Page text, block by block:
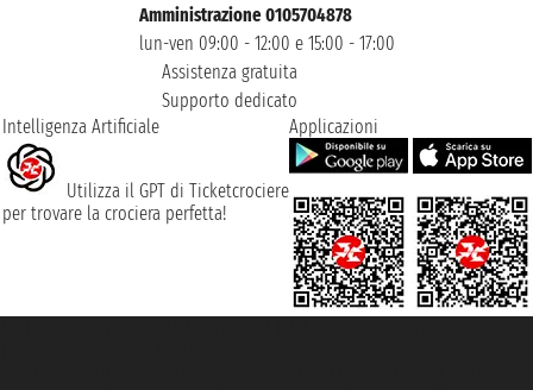
Amministrazione 0105704878
lun-ven 09:00 - 12:00 e 15:00 - 17:00
Assistenza gratuita
Supporto dedicato
Intelligenza Artificiale
Utilizza il GPT di Ticketcrociere
per trovare la crociera perfetta!
Applicazioni